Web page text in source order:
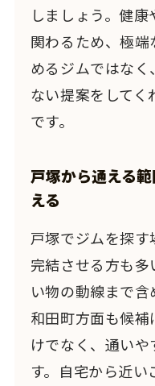
しましょう。健
関わるため、極
めるジムではな
ない提案をして
です。
戸塚から通える
える
戸塚でジムを探
完結させる方も
い物の動線まで含
和田町方面も候
けでなく、通い
す。自宅から近